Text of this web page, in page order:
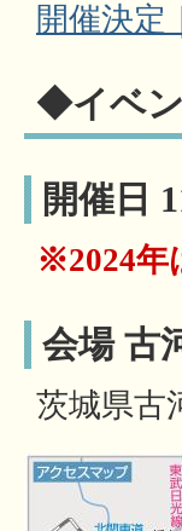
開催決定
◆イベ
開催日
※2024年
会場 古
茨城県古